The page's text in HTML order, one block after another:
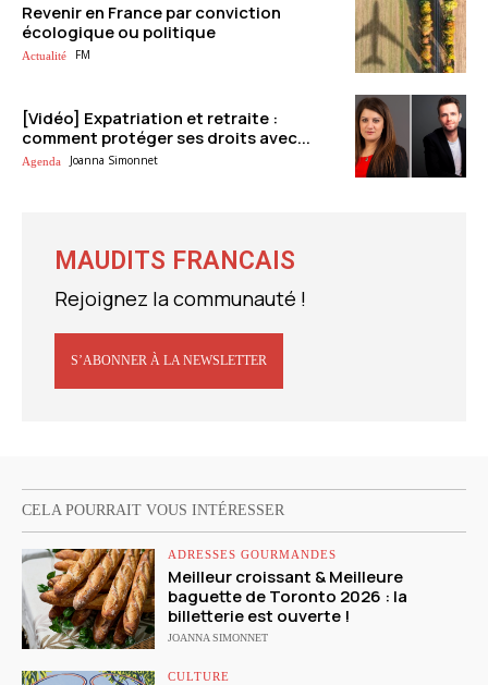
Revenir en France par conviction
écologique ou politique
Actualité FM
[Vidéo] Expatriation et retraite :
comment protéger ses droits avec...
Agenda Joanna Simonnet
MAUDITS FRANCAIS
Rejoignez la communauté !
S’ABONNER À LA NEWSLETTER
CELA POURRAIT VOUS INTÉRESSER
ADRESSES GOURMANDES
Meilleur croissant & Meilleure
baguette de Toronto 2026 : la
billetterie est ouverte !
JOANNA SIMONNET
CULTURE